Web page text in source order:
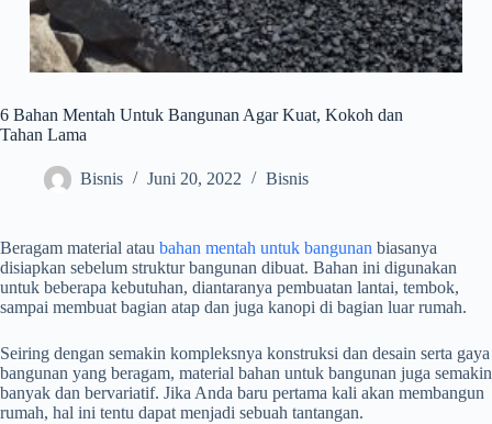
6 Bahan Mentah Untuk Bangunan Agar Kuat, Kokoh dan
Tahan Lama
Bisnis Juni 20, 2022 Bisnis
Beragam material atau bahan mentah untuk bangunan biasanya
disiapkan sebelum struktur bangunan dibuat. Bahan ini digunakan
untuk beberapa kebutuhan, diantaranya pembuatan lantai, tembok,
sampai membuat bagian atap dan juga kanopi di bagian luar rumah.
Seiring dengan semakin kompleksnya konstruksi dan desain serta gaya
bangunan yang beragam, material bahan untuk bangunan juga semakin
banyak dan bervariatif. Jika Anda baru pertama kali akan membangun
rumah, hal ini tentu dapat menjadi sebuah tantangan.